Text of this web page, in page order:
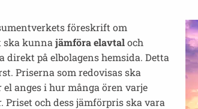
föreskrift om
ska kunna jämföra elavtaloch
på elbolagens hemsida. Detta
Priserna som redovisas ska
anges i hur många ören varje
och dess jämförpris ska vara